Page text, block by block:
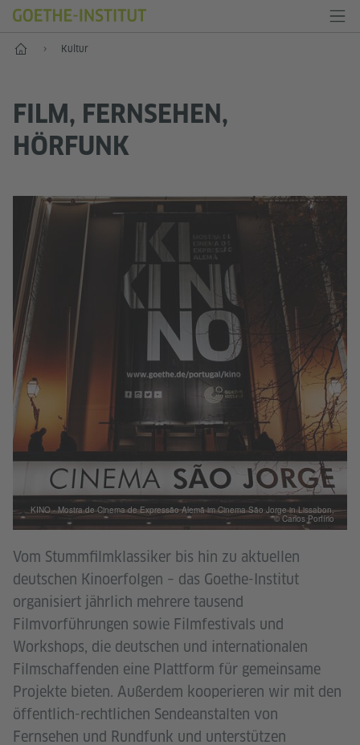
Start Kultur
FILM, FERNSEHEN,
HÖRFUNK
Vom Stummfilmklassiker bis hin zu aktuellen
deutschen Kinoerfolgen – das Goethe-Institut
organisiert jährlich mehrere tausend
Filmvorführungen sowie Filmfestivals und
Workshops, die deutschen und internationalen
Filmschaffenden eine Plattform für gemeinsame
Projekte bieten. Außerdem kooperieren wir mit den
öffentlich-rechtlichen Sendeanstalten von
Fernsehen und Rundfunk und unterstützen
KINO - Mostra de Cinema de Expressão Alemã im Cinema São Jorge in Lissabon,
© Carlos Porfírio